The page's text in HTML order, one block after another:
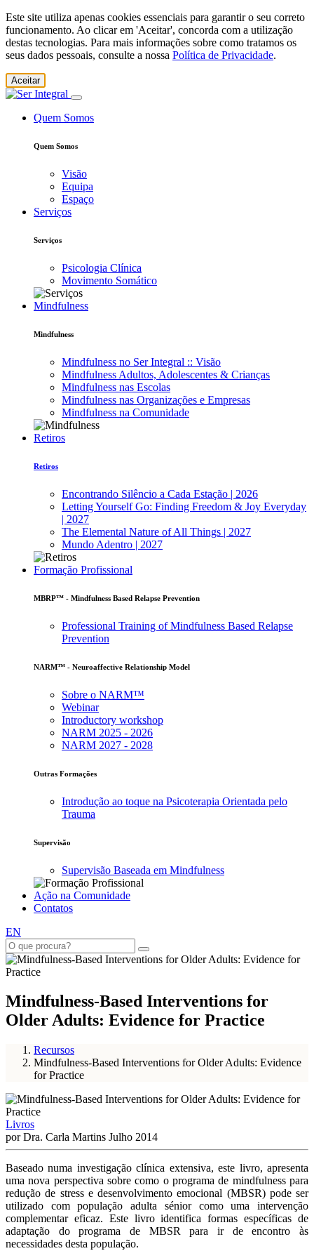
Este site utiliza apenas cookies essenciais para garantir o seu correto
funcionamento. Ao clicar em 'Aceitar', concorda com a utilização
destas tecnologias. Para mais informações sobre como tratamos os
seus dados pessoais, consulte a nossa Política de Privacidade.
Aceitar
Quem Somos
Quem Somos
Visão
Equipa
Espaço
Serviços
Serviços
Psicologia Clínica
Movimento Somático
Mindfulness
Mindfulness
Mindfulness no Ser Integral :: Visão
Mindfulness Adultos, Adolescentes & Crianças
Mindfulness nas Escolas
Mindfulness nas Organizações e Empresas
Mindfulness na Comunidade
Retiros
Retiros
Encontrando Silêncio a Cada Estação | 2026
Letting Yourself Go: Finding Freedom & Joy Everyday
| 2027
The Elemental Nature of All Things | 2027
Mundo Adentro | 2027
Formação Profissional
MBRP™ - Mindfulness Based Relapse Prevention
Professional Training of Mindfulness Based Relapse
Prevention
NARM™ - Neuroaffective Relationship Model
Sobre o NARM™
Webinar
Introductory workshop
NARM 2025 - 2026
NARM 2027 - 2028
Outras Formações
Introdução ao toque na Psicoterapia Orientada pelo
Trauma
Supervisão
Supervisão Baseada em Mindfulness
Ação na Comunidade
Contatos
EN
Mindfulness-Based Interventions for
Older Adults: Evidence for Practice
Recursos
Mindfulness-Based Interventions for Older Adults: Evidence
for Practice
Livros
por Dra. Carla Martins Julho 2014
Baseado numa investigação clínica extensiva, este livro, apresenta
uma nova perspectiva sobre como o programa de mindfulness para
redução de stress e desenvolvimento emocional (MBSR) pode ser
utilizado com população adulta sénior como uma intervenção
complementar eficaz. Este livro identifica formas específicas de
adaptação do programa de MBSR para ir de encontro às
necessidades desta população.